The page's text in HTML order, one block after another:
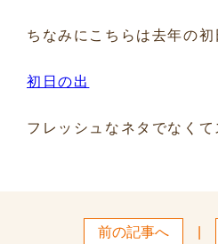
ちなみにこちらは去年の初
初日の出
フレッシュなネタでなくて
前の記事へ